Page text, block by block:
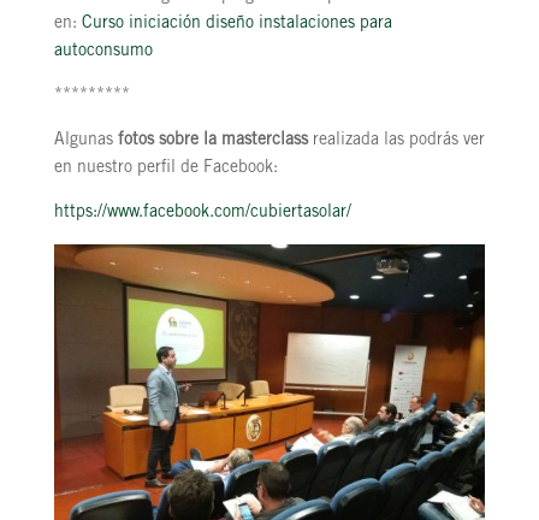
en: Curso iniciación diseño instalaciones para
autoconsumo
*********
Algunas fotos sobre la masterclassrealizada las podrás ver
en nuestro perfil de Facebook:
https://www.facebook.com/cubiertasolar/